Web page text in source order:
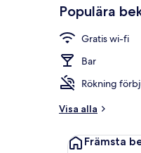
Populära
Gratis wi-fi
Bar
Rökning
Visa alla
Främsta